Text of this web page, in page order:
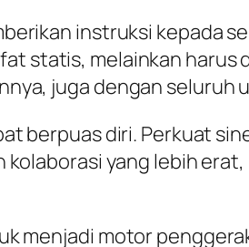
instruksi kepada
statis, melainkan harus
juga dengan seluruh
berpuas diri. Perkuat
yang lebih
menjadi motor